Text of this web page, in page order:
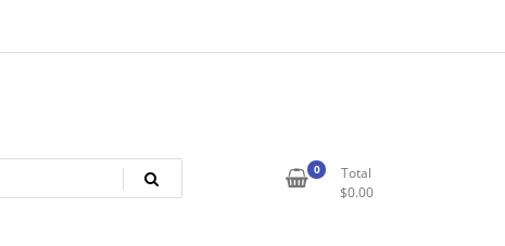
0
Total
$0.00